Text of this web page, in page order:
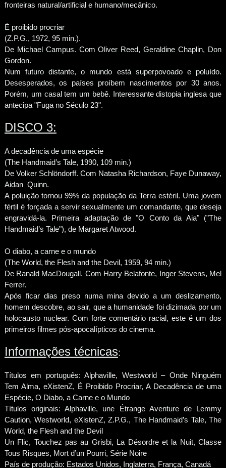
fronteiras natural/artificial e humano/mecânico.
É proibido procriar
(Z.P.G., 1972, 95 min.).
De Michael Campus. Com Oliver Reed, Geraldine Chaplin, Don
Gordon.
Num futuro distante, o mundo está superpovoado e poluído.
Desesperados, os países proíbem nascimentos por 30 anos.
Porém, um casal tem um bebê. Interessante distopia inglesa que
antecipa "Fuga no Século 23".
DISCO 3:
A decadência de uma espécie
(The Handmaid’s Tale, 1990, 109 min.)
De Volker Schlöndorff. Com Natasha Richardson, Faye Dunaway,
Aidan Quinn.
A poluição tornou 99% da população da Terra estéril. Uma jovem
fértil é forçada a servir sexualmente um comandante, que deseja
engravidá-la. Primeira adaptação de "O Conto da Aia" ("The
Handmaid’s Tale"), de Margaret Atwood.
O diabo, a carne e o mundo
(The World, the Flesh and the Devil, 1959, 94 min.)
De Ranald MacDougall. Com Harry Belafonte, Inger Stevens, Mel
Ferrer.
Após ficar dias preso numa mina devido a um deslizamento,
homem descobre, ao sair, que a humanidade foi dizimada por um
holocausto nuclear. Com forte comentário racial, este é um dos
primeiros filmes pós-apocalípticos do cinema.
Informações técnicas:
Títulos em português: Alphaville, Westworld – Onde Ninguém
Tem Alma, eXistenZ, É Proibido Procriar, A Decadência de uma
Espécie, O Diabo, a Carne e o Mundo
Títulos originais: Alphaville, une Étrange Aventure de Lemmy
Caution, Westworld, eXistenZ, Z.P.G., The Handmaid’s Tale, The
World, the Flesh and the Devil
Un Flic, Touchez pas au Grisbi, La Désordre et la Nuit, Classe
Tous Risques, Mort d’un Pourri, Série Noire
País de produção: Estados Unidos, Inglaterra, França, Canadá